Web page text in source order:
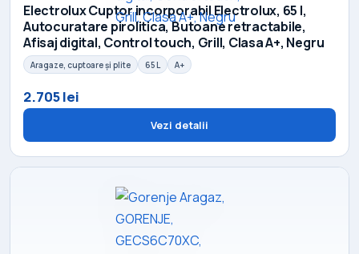
Electrolux Cuptor incorporabil Electrolux, 65 l,
Autocuratare pirolitica, Butoane retractabile,
Afisaj digital, Control touch, Grill, Clasa A+, Negru
Aragaze, cuptoare și plite 65 L A+
2.705 lei
Vezi detalii